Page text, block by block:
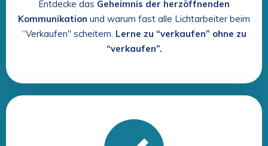
Entdecke das Geheimnis der herzöffnenden
Kommunikation und warum fast alle Lichtarbeiter beim
“Verkaufen" scheitern. Lerne zu “verkaufen” ohne zu
“verkaufen”.